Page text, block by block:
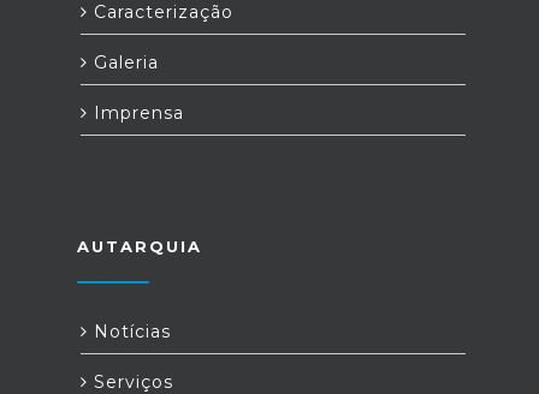
Caracterização
Galeria
Imprensa
AUTARQUIA
Notícias
Serviços